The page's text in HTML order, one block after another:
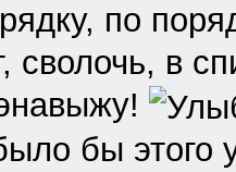
по
сволочь, в
бы этого